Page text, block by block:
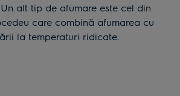
alt tip de afumare este cel din
care combină afumarea cu
la temperaturi ridicate.